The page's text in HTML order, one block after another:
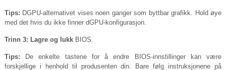
Tips: DGPU-alternativet vises noen ganger som byttbar grafikk. Hold øye
med det hvis du ikke finner dGPU-konfigurasjon.
Trinn 3: Lagre og lukkBIOS.
Tips: De enkelte tastene for å endre BIOS-innstillinger kan være
forskjellige i henhold til produsenten din. Bare følg instruksjonene på